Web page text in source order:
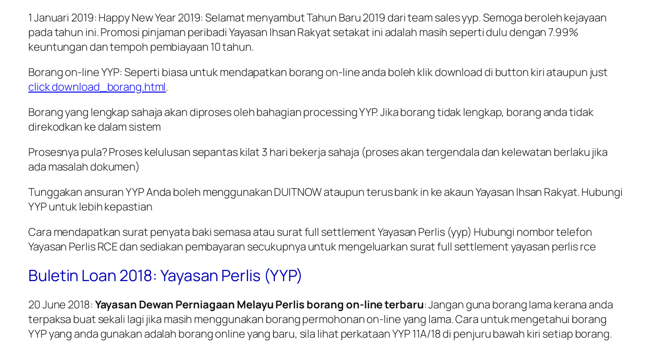
1 Januari 2019: Happy New Year 2019: Selamat menyambut Tahun Baru 2019 dari team sales yyp. Semoga beroleh kejayaan
pada tahun ini. Promosi pinjaman peribadi Yayasan Ihsan Rakyat setakat ini adalah masih seperti dulu dengan 7.99%
keuntungan dan tempoh pembiayaan 10 tahun.
Borang on-line YYP: Seperti biasa untuk mendapatkan borang on-line anda boleh klik download di button kiri ataupun just
click download_borang.html.
Borang yang lengkap sahaja akan diproses oleh bahagian processing YYP. Jika borang tidak lengkap, borang anda tidak
direkodkan ke dalam sistem
Prosesnya pula? Proses kelulusan sepantas kilat 3 hari bekerja sahaja (proses akan tergendala dan kelewatan berlaku jika
ada masalah dokumen)
Tunggakan ansuran YYP Anda boleh menggunakan DUITNOW ataupun terus bank in ke akaun Yayasan Ihsan Rakyat. Hubungi
YYP untuk lebih kepastian
Cara mendapatkan surat penyata baki semasa atau surat full settlement Yayasan Perlis (yyp) Hubungi nombor telefon
Yayasan Perlis RCE dan sediakan pembayaran secukupnya untuk mengeluarkan surat full settlement yayasan perlis rce
Buletin Loan 2018: Yayasan Perlis (YYP)
20 June 2018: Yayasan Dewan Perniagaan Melayu Perlis borang on-line terbaru: Jangan guna borang lama kerana anda
terpaksa buat sekali lagi jika masih menggunakan borang permohonan on-line yang lama. Cara untuk mengetahui borang
YYP yang anda gunakan adalah borang online yang baru, sila lihat perkataan YYP 11A/18 di penjuru bawah kiri setiap borang.